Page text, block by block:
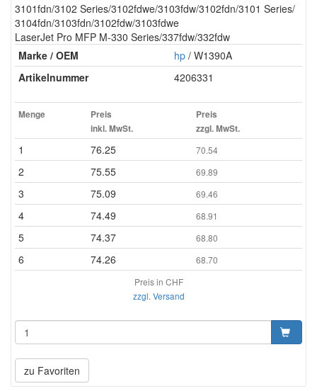
3101fdn/3102 Series/3102fdwe/3103fdw/3102fdn/3101 Series/
3104fdn/3103fdn/3102fdw/3103fdwe
LaserJet Pro MFP M-330 Series/337fdw/332fdw
Marke / OEM
hp / W1390A
Artikelnummer
4206331
Menge
Preis
inkl. MwSt.
Preis
zzgl. MwSt.
1 76.25 70.54
2 75.55 69.89
3 75.09 69.46
4 74.49 68.91
5 74.37 68.80
6 74.26
68.70
Preis in CHF
zzgl. Versand
zu Favoriten